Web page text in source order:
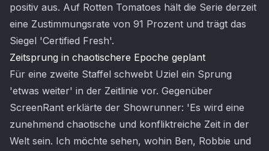
positiv aus. Auf Rotten Tomatoes hält die Serie derzeit
eine Zustimmungsrate von 91 Prozent und trägt das
Siegel 'Certified Fresh'.
Zeitsprung in chaotischere Epoche geplant
Für eine zweite Staffel schwebt Uziel ein Sprung
'etwas weiter' in der Zeitlinie vor. Gegenüber
ScreenRant erklärte der Showrunner: 'Es wird eine
zunehmend chaotische und konfliktreiche Zeit in der
Welt sein. Ich möchte sehen, wohin Ben, Robbie und